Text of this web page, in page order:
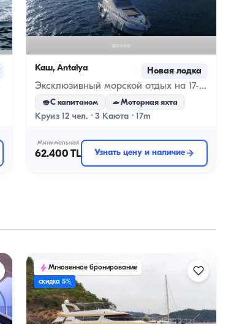
Каш, Antalya Новая лодка
Эксклюзивный морской отдых на 17-метровой роскошной моторной яхте в Кекове
С капитаном Моторная яхта
Круиз 12 чел. · 3 Каюта · 17m
Минимальная
62.400 TL Узнать цену и наличие
Мгновенное бронирование
скидка 5%